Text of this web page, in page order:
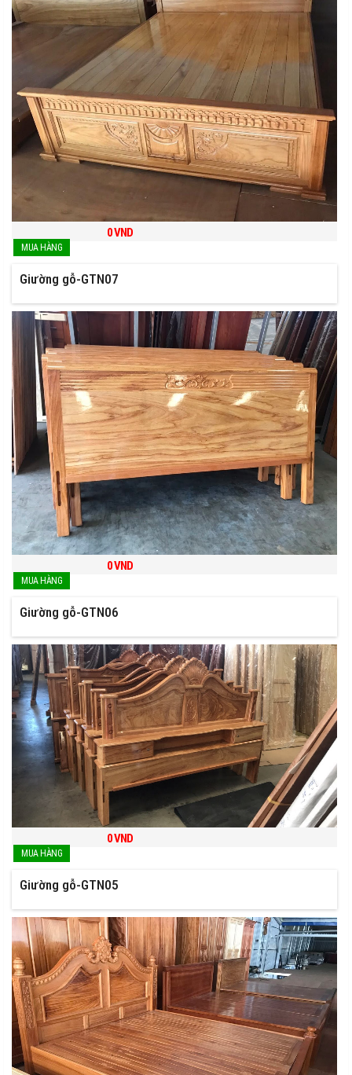
0VND
Giường gỗ-GTN07
0VND
Giường gỗ-GTN06
0VND
Giường gỗ-GTN05